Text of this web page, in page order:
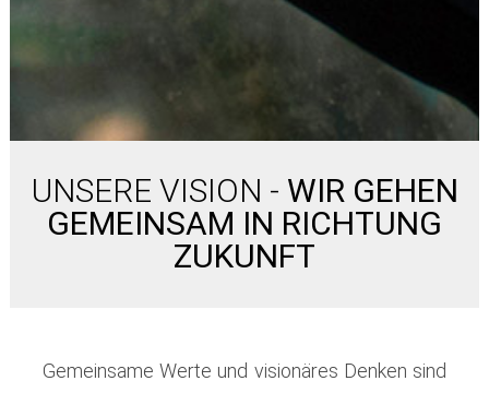
UNSERE VISION - WIR GEHEN
GEMEINSAM IN RICHTUNG
ZUKUNFT
Gemeinsame Werte und visionäres Denken sind